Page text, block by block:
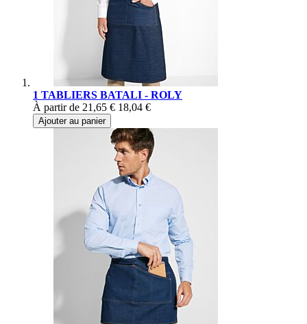
1 TABLIERS BATALI - ROLY
À partir de 21,65 € 18,04 €
Ajouter au panier